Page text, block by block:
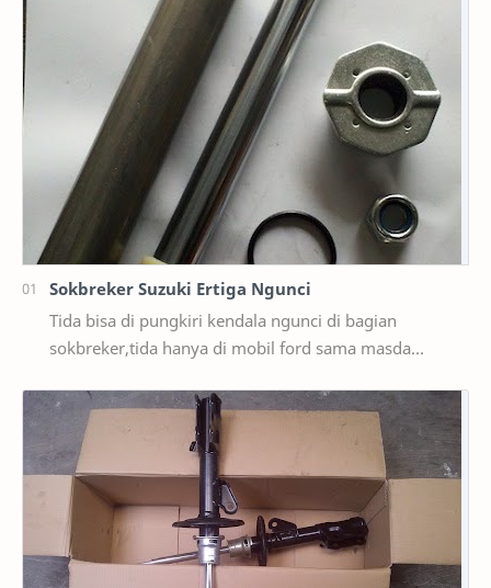
Sokbreker Suzuki Ertiga Ngunci
Tida bisa di pungkiri kendala ngunci di bagian
sokbreker,tida hanya di mobil ford sama masda